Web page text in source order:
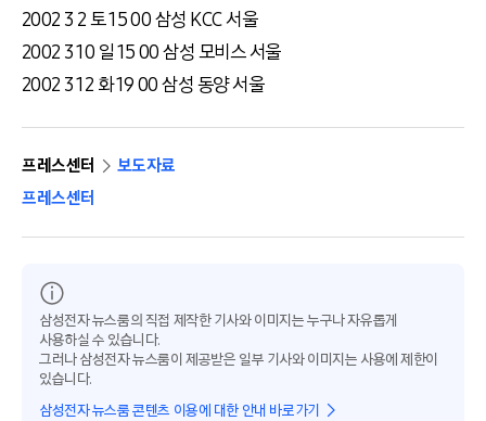
2002 3 2 토 15 00 삼성 KCC 서울
2002 3 10 일 15 00 삼성 모비스 서울
2002 3 12 화 19 00 삼성 동양 서울
프레스센터
보도자료
프레스센터
삼성전자 뉴스룸의 직접 제작한 기사와 이미지는 누구나 자유롭게
사용하실 수 있습니다.
그러나 삼성전자 뉴스룸이 제공받은 일부 기사와 이미지는 사용에 제한이
있습니다.
삼성전자 뉴스룸 콘텐츠 이용에 대한 안내 바로가기